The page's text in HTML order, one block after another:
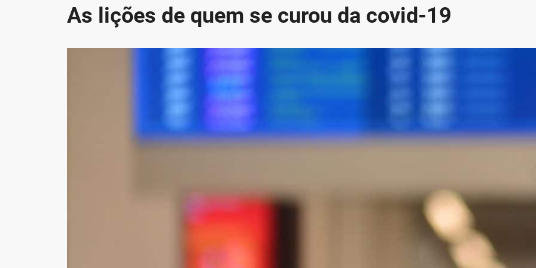
As lições de quem se curou da covid-19